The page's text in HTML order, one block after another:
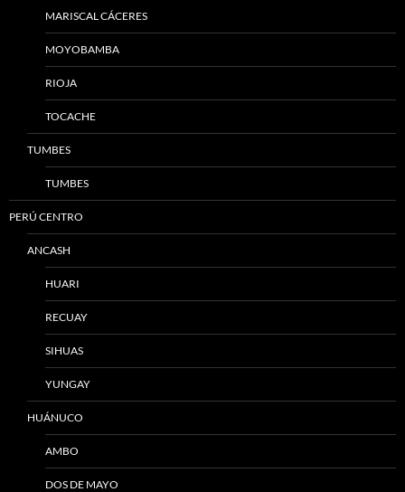
MARISCAL CÁCERES
MOYOBAMBA
RIOJA
TOCACHE
TUMBES
TUMBES
PERÚ CENTRO
ANCASH
HUARI
RECUAY
SIHUAS
YUNGAY
HUÁNUCO
AMBO
DOS DE MAYO